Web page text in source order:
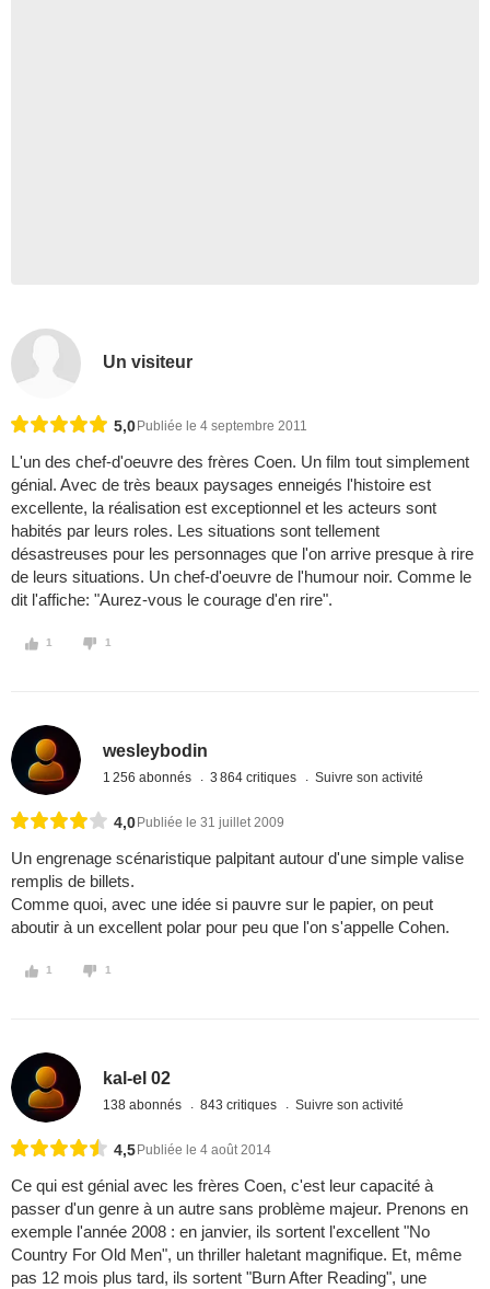
Un visiteur
5,0 Publiée le 4 septembre 2011
L'un des chef-d'oeuvre des frères Coen. Un film tout simplement
génial. Avec de très beaux paysages enneigés l'histoire est
excellente, la réalisation est exceptionnel et les acteurs sont
habités par leurs roles. Les situations sont tellement
désastreuses pour les personnages que l'on arrive presque à rire
de leurs situations. Un chef-d'oeuvre de l'humour noir. Comme le
dit l'affiche: "Aurez-vous le courage d'en rire".
1 1
wesleybodin
1 256 abonnés 3 864 critiques Suivre son activité
4,0 Publiée le 31 juillet 2009
Un engrenage scénaristique palpitant autour d'une simple valise
remplis de billets.
Comme quoi, avec une idée si pauvre sur le papier, on peut
aboutir à un excellent polar pour peu que l'on s'appelle Cohen.
1 1
kal-el 02
138 abonnés 843 critiques Suivre son activité
4,5 Publiée le 4 août 2014
Ce qui est génial avec les frères Coen, c'est leur capacité à
passer d'un genre à un autre sans problème majeur. Prenons en
exemple l'année 2008 : en janvier, ils sortent l'excellent "No
Country For Old Men", un thriller haletant magnifique. Et, même
pas 12 mois plus tard, ils sortent "Burn After Reading", une